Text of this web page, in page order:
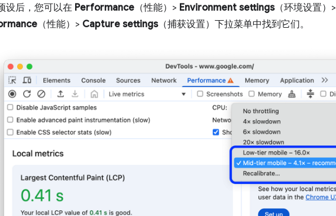
设后，您可以在 Performance （性能）> Environment settings（环境设置）>
（性能）> Capture settings（捕获设置）下拉菜单中找到它们。